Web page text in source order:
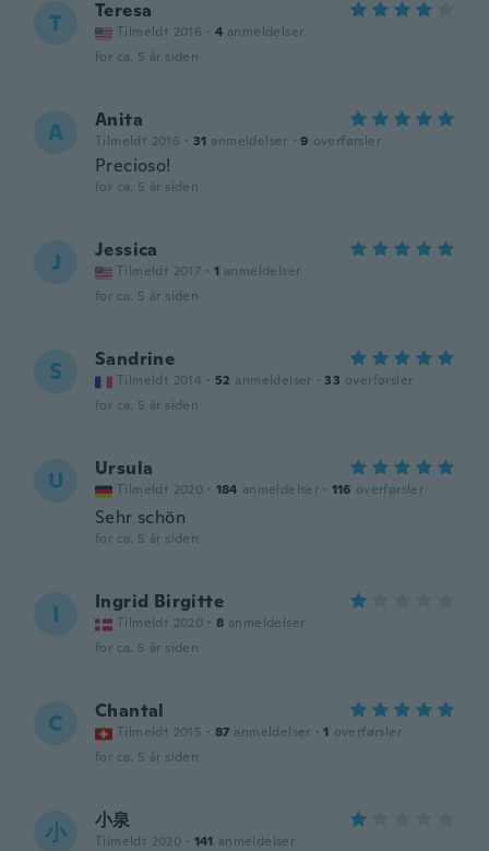
T Teresa
Tilmeldt 2016 · 4 anmeldelser
for ca. 5 år siden
A Anita
Tilmeldt 2016 · 31 anmeldelser · 9 overførsler
Precioso!
for ca. 5 år siden
J Jessica
Tilmeldt 2017 · 1 anmeldelser
for ca. 5 år siden
S Sandrine
Tilmeldt 2014 · 52 anmeldelser · 33 overførsler
for ca. 5 år siden
U Ursula
Tilmeldt 2020 · 184 anmeldelser · 116 overførsler
Sehr schön
for ca. 5 år siden
I Ingrid Birgitte
Tilmeldt 2020 · 8 anmeldelser
for ca. 5 år siden
C Chantal
Tilmeldt 2015 · 87 anmeldelser · 1 overførsler
for ca. 5 år siden
小 小泉
Tilmeldt 2020 · 141 anmeldelser